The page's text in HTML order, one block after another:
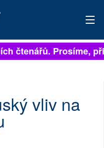
čtenářů. Prosíme,
vliv na